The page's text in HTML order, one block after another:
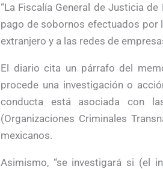
“La Fiscalía General de Justicia
pago de sobornos efectuados por
extranjero y a las redes de
El diario cita un párrafo del
procede una investigación o
conducta está asociada con
(Organizaciones Criminales
mexicanos.
Asimismo, “se investigará si (el